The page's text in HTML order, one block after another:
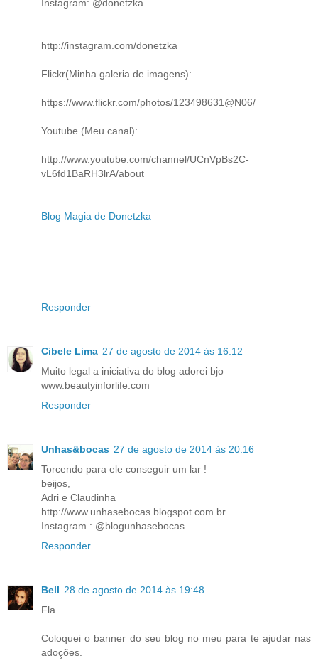
Instagram: @donetzka
http://instagram.com/donetzka
Flickr(Minha galeria de imagens):
https://www.flickr.com/photos/123498631@N06/
Youtube (Meu canal):
http://www.youtube.com/channel/UCnVpBs2C-
vL6fd1BaRH3lrA/about
Blog Magia de Donetzka
Responder
Cibele Lima 27 de agosto de 2014 às 16:12
Muito legal a iniciativa do blog adorei bjo
www.beautyinforlife.com
Responder
Unhas&bocas 27 de agosto de 2014 às 20:16
Torcendo para ele conseguir um lar !
beijos,
Adri e Claudinha
http://www.unhasebocas.blogspot.com.br
Instagram : @blogunhasebocas
Responder
Bell 28 de agosto de 2014 às 19:48
Fla
Coloquei o banner do seu blog no meu para te ajudar nas
adoções.